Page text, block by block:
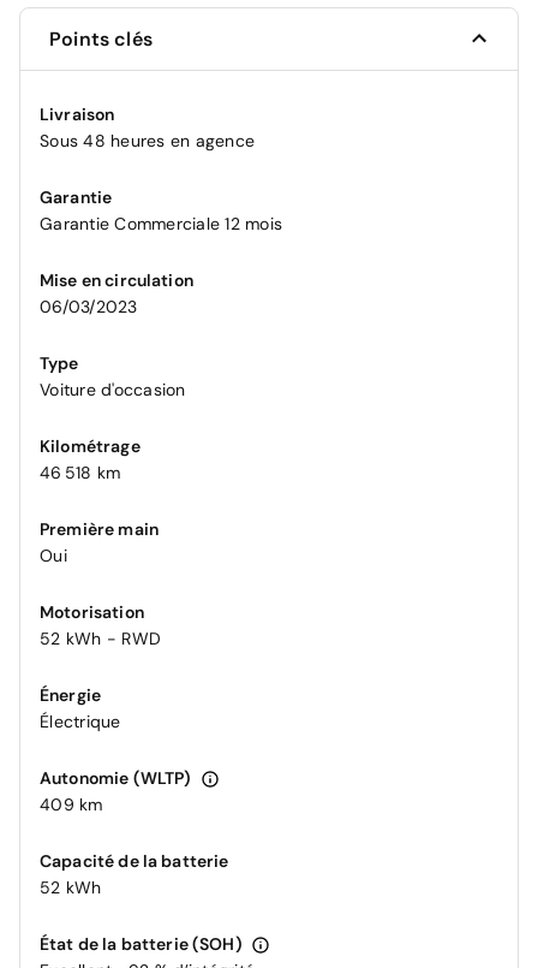
Points clés
Livraison
Sous 48 heures en agence
Garantie
Garantie Commerciale 12 mois
Mise en circulation
06/03/2023
Type
Voiture d'occasion
Kilométrage
46 518 km
Première main
Oui
Motorisation
52 kWh - RWD
Énergie
Électrique
Autonomie (WLTP)
409 km
Capacité de la batterie
52 kWh
État de la batterie (SOH)